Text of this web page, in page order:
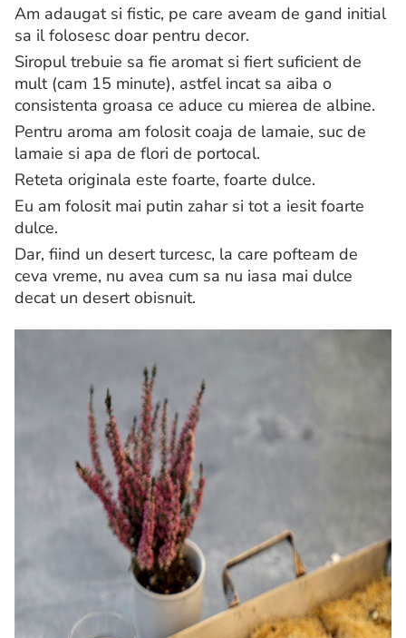
Am adaugat si fistic, pe care aveam de gand initial
sa il folosesc doar pentru decor.
Siropul trebuie sa fie aromat si fiert suficient de
mult (cam 15 minute), astfel incat sa aiba o
consistenta groasa ce aduce cu mierea de albine.
Pentru aroma am folosit coaja de lamaie, suc de
lamaie si apa de flori de portocal.
Reteta originala este foarte, foarte dulce.
Eu am folosit mai putin zahar si tot a iesit foarte
dulce.
Dar, fiind un desert turcesc, la care pofteam de
ceva vreme, nu avea cum sa nu iasa mai dulce
decat un desert obisnuit.